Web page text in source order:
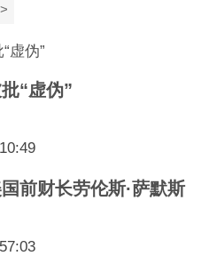
>
“虚伪”
前财长劳伦斯·萨默斯